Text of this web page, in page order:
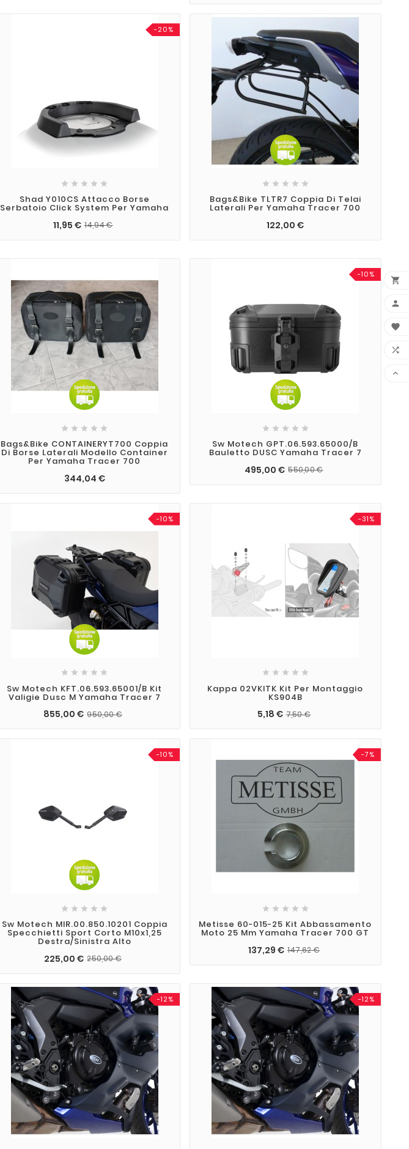
-20%
    
Shad Y010CS Attacco Borse
Serbatoio Click System Per Yamaha
11,95 € 14,94 €
    
Bags&Bike TLTR7 Coppia Di Telai
Laterali Per Yamaha Tracer 700
122,00 €
    
Bags&Bike CONTAINERYT700 Coppia
Di Borse Laterali Modello Container
Per Yamaha Tracer 700
344,04 €
-10%
    
Sw Motech GPT.06.593.65000/B
Bauletto DUSC Yamaha Tracer 7
495,00 € 550,00 €
-10%
    
Sw Motech KFT.06.593.65001/B Kit
Valigie Dusc M Yamaha Tracer 7
855,00 € 950,00 €
-31%
    
Kappa 02VKITK Kit Per Montaggio
KS904B
5,18 € 7,50 €
-10%
    
Sw Motech MIR.00.850.10201 Coppia
Specchietti Sport Corto M10x1,25
Destra/sinistra Alto
225,00 € 250,00 €
-7%
    
Metisse 60-015-25 Kit Abbassamento
Moto 25 Mm Yamaha Tracer 700 GT
137,29 € 147,62 €
-12% -12%




